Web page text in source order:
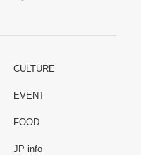
CULTURE
EVENT
FOOD
JP info